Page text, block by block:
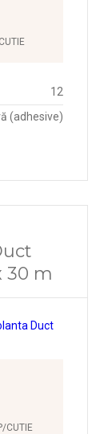
12
(adhesive)
30 m
CUTIE